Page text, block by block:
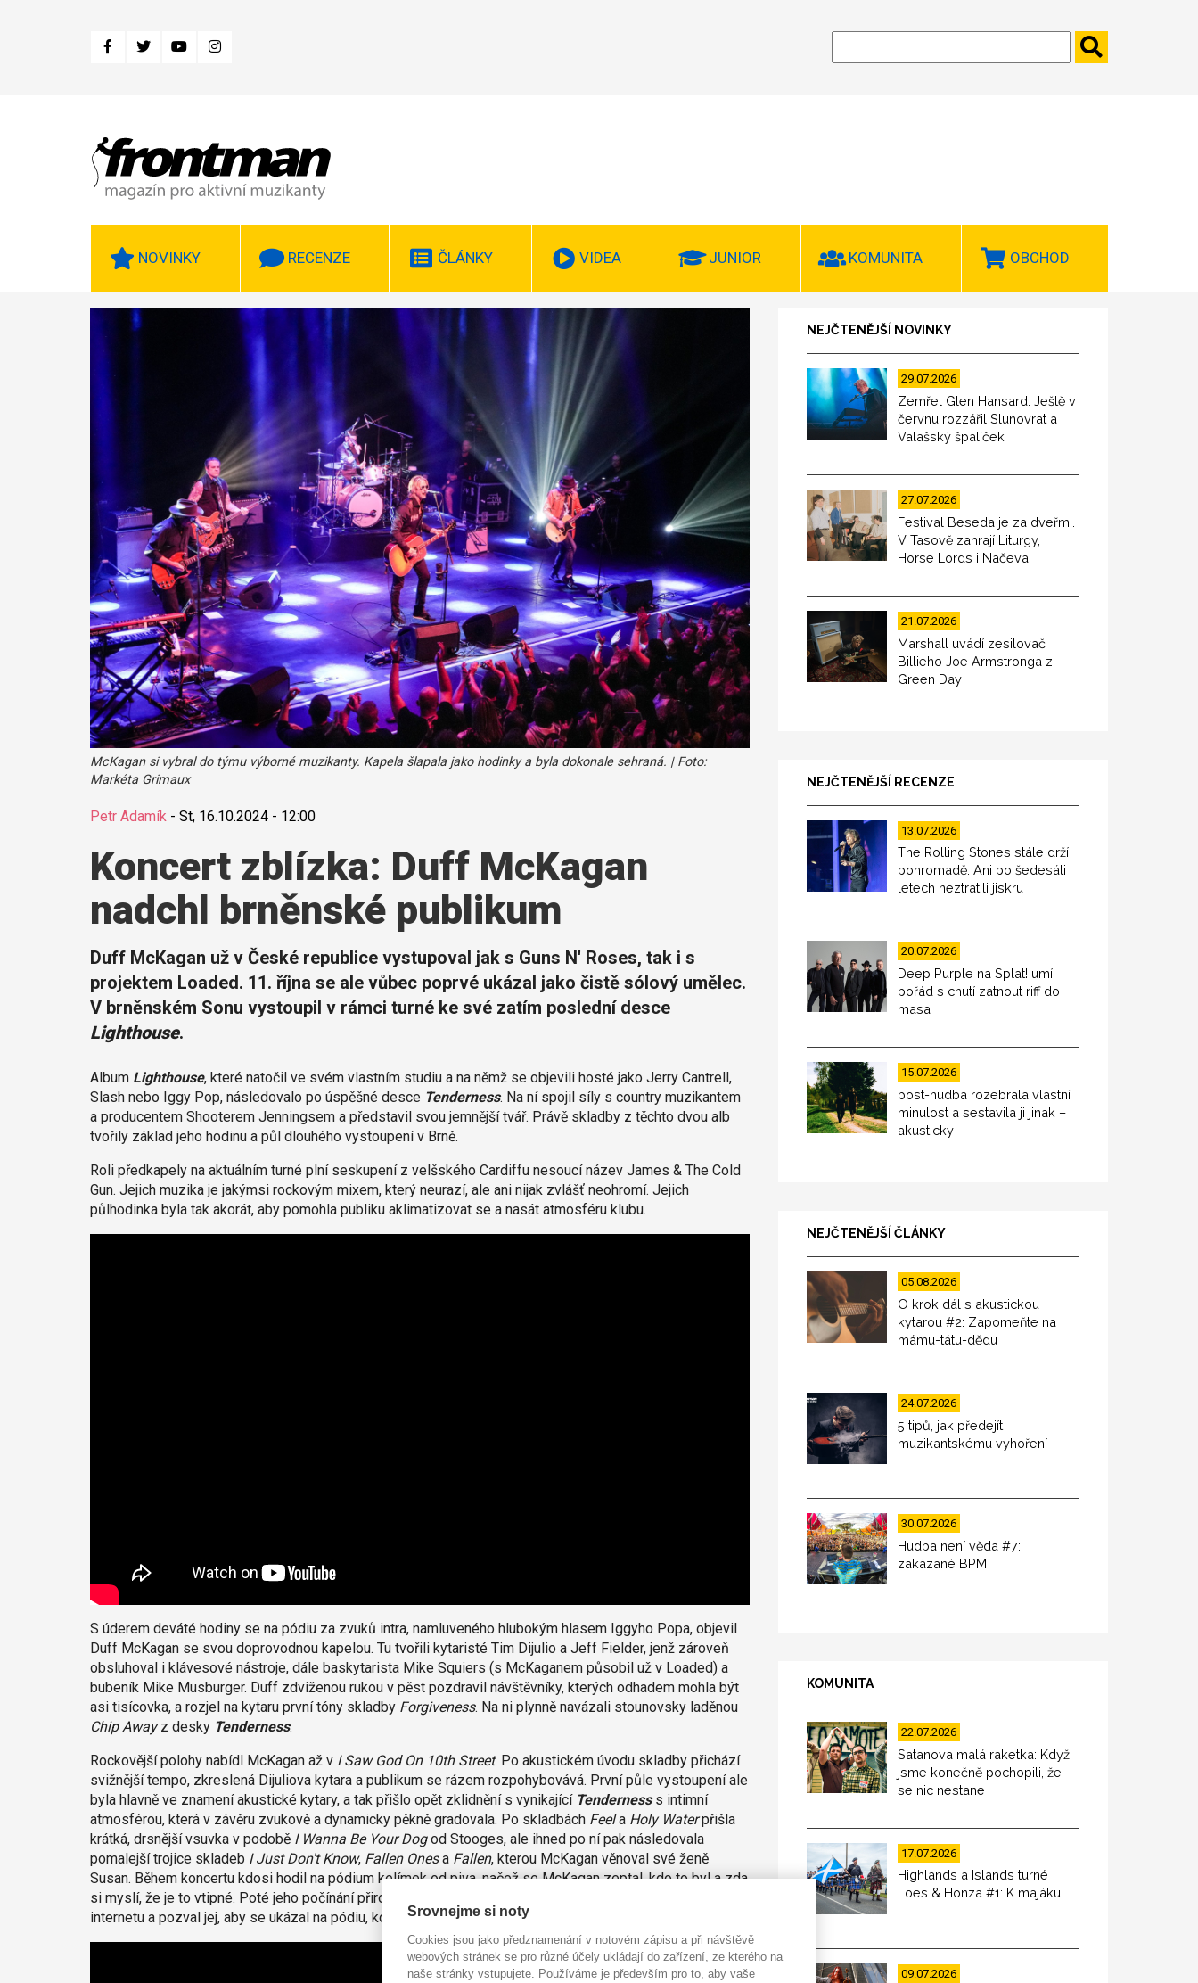
NOVINKY RECENZE ČLÁNKY VIDEA JUNIOR KOMUNITA OBCHOD
McKagan si vybral do týmu výborné muzikanty. Kapela šlapala jako hodinky a byla dokonale sehraná. | Foto:
Markéta Grimaux
Petr Adamík - St, 16.10.2024 - 12:00
Koncert zblízka: Duff McKagan
nadchl brněnské publikum
Duff McKagan už v České republice vystupoval jak s Guns N' Roses, tak i s
projektem Loaded. 11. října se ale vůbec poprvé ukázal jako čistě sólový umělec.
V brněnském Sonu vystoupil v rámci turné ke své zatím poslední desce
Lighthouse.
Album Lighthouse, které natočil ve svém vlastním studiu a na němž se objevili hosté jako Jerry Cantrell,
Slash nebo Iggy Pop, následovalo po úspěšné desce Tenderness. Na ní spojil síly s country muzikantem
a producentem Shooterem Jenningsem a představil svou jemnější tvář. Právě skladby z těchto dvou alb
tvořily základ jeho hodinu a půl dlouhého vystoupení v Brně.
Roli předkapely na aktuálním turné plní seskupení z velšského Cardiffu nesoucí název James & The Cold
Gun. Jejich muzika je jakýmsi rockovým mixem, který neurazí, ale ani nijak zvlášť neohromí. Jejich
půlhodinka byla tak akorát, aby pomohla publiku aklimatizovat se a nasát atmosféru klubu.
S úderem deváté hodiny se na pódiu za zvuků intra, namluveného hlubokým hlasem Iggyho Popa, objevil
Duff McKagan se svou doprovodnou kapelou. Tu tvořili kytaristé Tim Dijulio a Jeff Fielder, jenž zároveň
obsluhoval i klávesové nástroje, dále baskytarista Mike Squiers (s McKaganem působil už v Loaded) a
bubeník Mike Musburger. Duff zdviženou rukou v pěst pozdravil návštěvníky, kterých odhadem mohla být
asi tisícovka, a rozjel na kytaru první tóny skladby Forgiveness. Na ni plynně navázali stounovsky laděnou
Chip Awayz desky Tenderness.
Rockovější polohy nabídl McKagan až vI Saw God On 10th Street. Po akustickém úvodu skladby přichází
svižnější tempo, zkreslená Dijuliova kytara a publikum se rázem rozpohybovává. První půle vystoupení ale
byla hlavně ve znamení akustické kytary, a tak přišlo opět zklidnění s vynikající Tendernesss intimní
atmosférou, která v závěru zvukově a dynamicky pěkně gradovala. Po skladbách Feela Holy Waterpřišla
krátká, drsnější vsuvka v podoběI Wanna Be Your Dogod Stooges, ale ihned po ní pak následovala
pomalejší trojice skladeb I Just Don't Know, Fallen Onesa Fallen, kterou McKagan věnoval své ženě
Susan. Během koncertu kdosi hodil na pódium kelímek od piva, načež se McKagan zeptal, kdo to byl a zda
si myslí, že je to vtipné. Poté jeho počínání přirovnal k lidem, kteří anonymně píší negativní komentáře na
internetu a pozval jej, aby se ukázal na pódiu, kde mu nakope prdel. Neukázal se.
NEJČTENĚJŠÍ NOVINKY
29.07.2026
Zemřel Glen Hansard. Ještě v
červnu rozzářil Slunovrat a
Valašský špalíček
27.07.2026
Festival Beseda je za dveřmi.
V Tasově zahrají Liturgy,
Horse Lords i Načeva
21.07.2026
Marshall uvádí zesilovač
Billieho Joe Armstronga z
Green Day
NEJČTENĚJŠÍ RECENZE
13.07.2026
The Rolling Stones stále drží
pohromadě. Ani po šedesáti
letech neztratili jiskru
20.07.2026
Deep Purple na Splat! umí
pořád s chutí zatnout riff do
masa
15.07.2026
post-hudba rozebrala vlastní
minulost a sestavila ji jinak –
akusticky
NEJČTENĚJŠÍ ČLÁNKY
05.08.2026
O krok dál s akustickou
kytarou #2: Zapomeňte na
mámu-tátu-dědu
24.07.2026
5 tipů, jak předejít
muzikantskému vyhoření
30.07.2026
Hudba není věda #7:
zakázané BPM
KOMUNITA
22.07.2026
Satanova malá raketka: Když
jsme konečně pochopili, že
se nic nestane
17.07.2026
Highlands a Islands turné
Loes & Honza #1: K majáku
09.07.2026
Srovnejme si noty
Cookies jsou jako předznamenání v notovém zápisu a při návštěvě
webových stránek se pro různé účely ukládají do zařízení, ze kterého na
naše stránky vstupujete. Používáme je především pro to, aby vaše